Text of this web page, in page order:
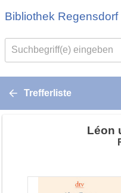
Bibliothek Regensdorf
Suchbegriff(e) eingeben
Trefferliste
Léon